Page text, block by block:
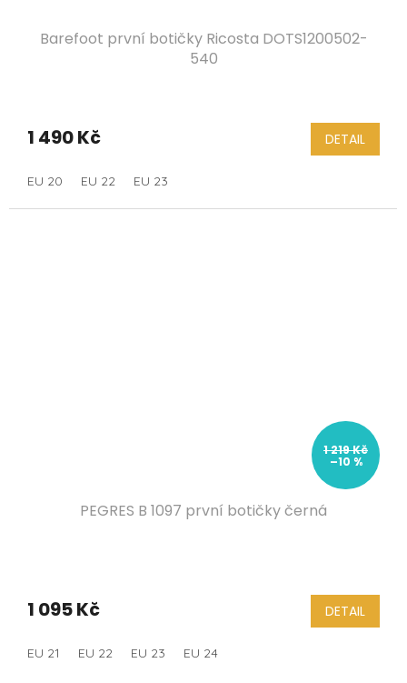
Barefoot první botičky Ricosta DOTS1200502-
540
1 490 Kč DETAIL
EU 20 EU 22 EU 23
1 219 Kč
–10 %
PEGRES B 1097 první botičky černá
1 095 Kč DETAIL
EU 21 EU 22 EU 23 EU 24